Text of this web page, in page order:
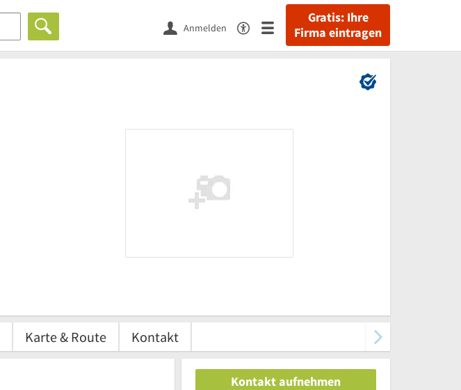
Gratis: Ihre
Firma eintragen
Anmelden
Karte & Route Kontakt
Kontakt aufnehmen